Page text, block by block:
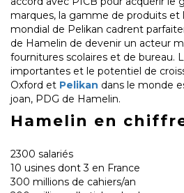
marques, la gamme de produits et
mondial de Pelikan cadrent
de Hamelin de devenir un acteur
fournitures scolaires et de bureau.
importantes et le potentiel de
Oxford et Pelikan dans le monde
joan, PDG de Hamelin.
Hamelin en
2300 salariés
10 usines dont 3 en France
300 millions de cahiers/an